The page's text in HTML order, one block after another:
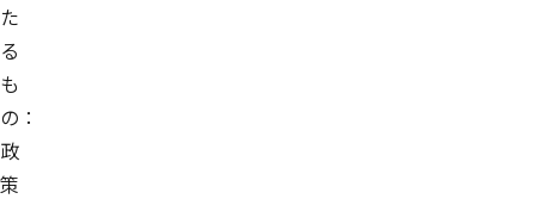
た
る
も
の：
政
策